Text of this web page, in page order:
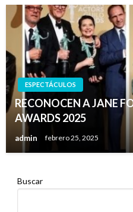
ESPECTÁCULOS
RECONOCEN A JANE
AWARDS 2025
admin febrero 25, 2025
Buscar